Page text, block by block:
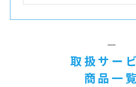
取扱サー
商品一覧